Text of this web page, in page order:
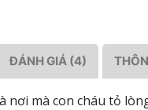
ĐÁNH GIÁ (4)
nơi mà con cháu tỏ